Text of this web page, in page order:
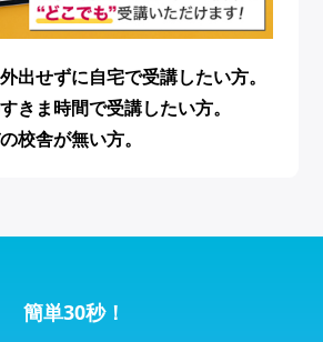
出せずに自宅で受講したい方。
きま時間で受講したい方。
校舎が無い方。
簡単30秒！